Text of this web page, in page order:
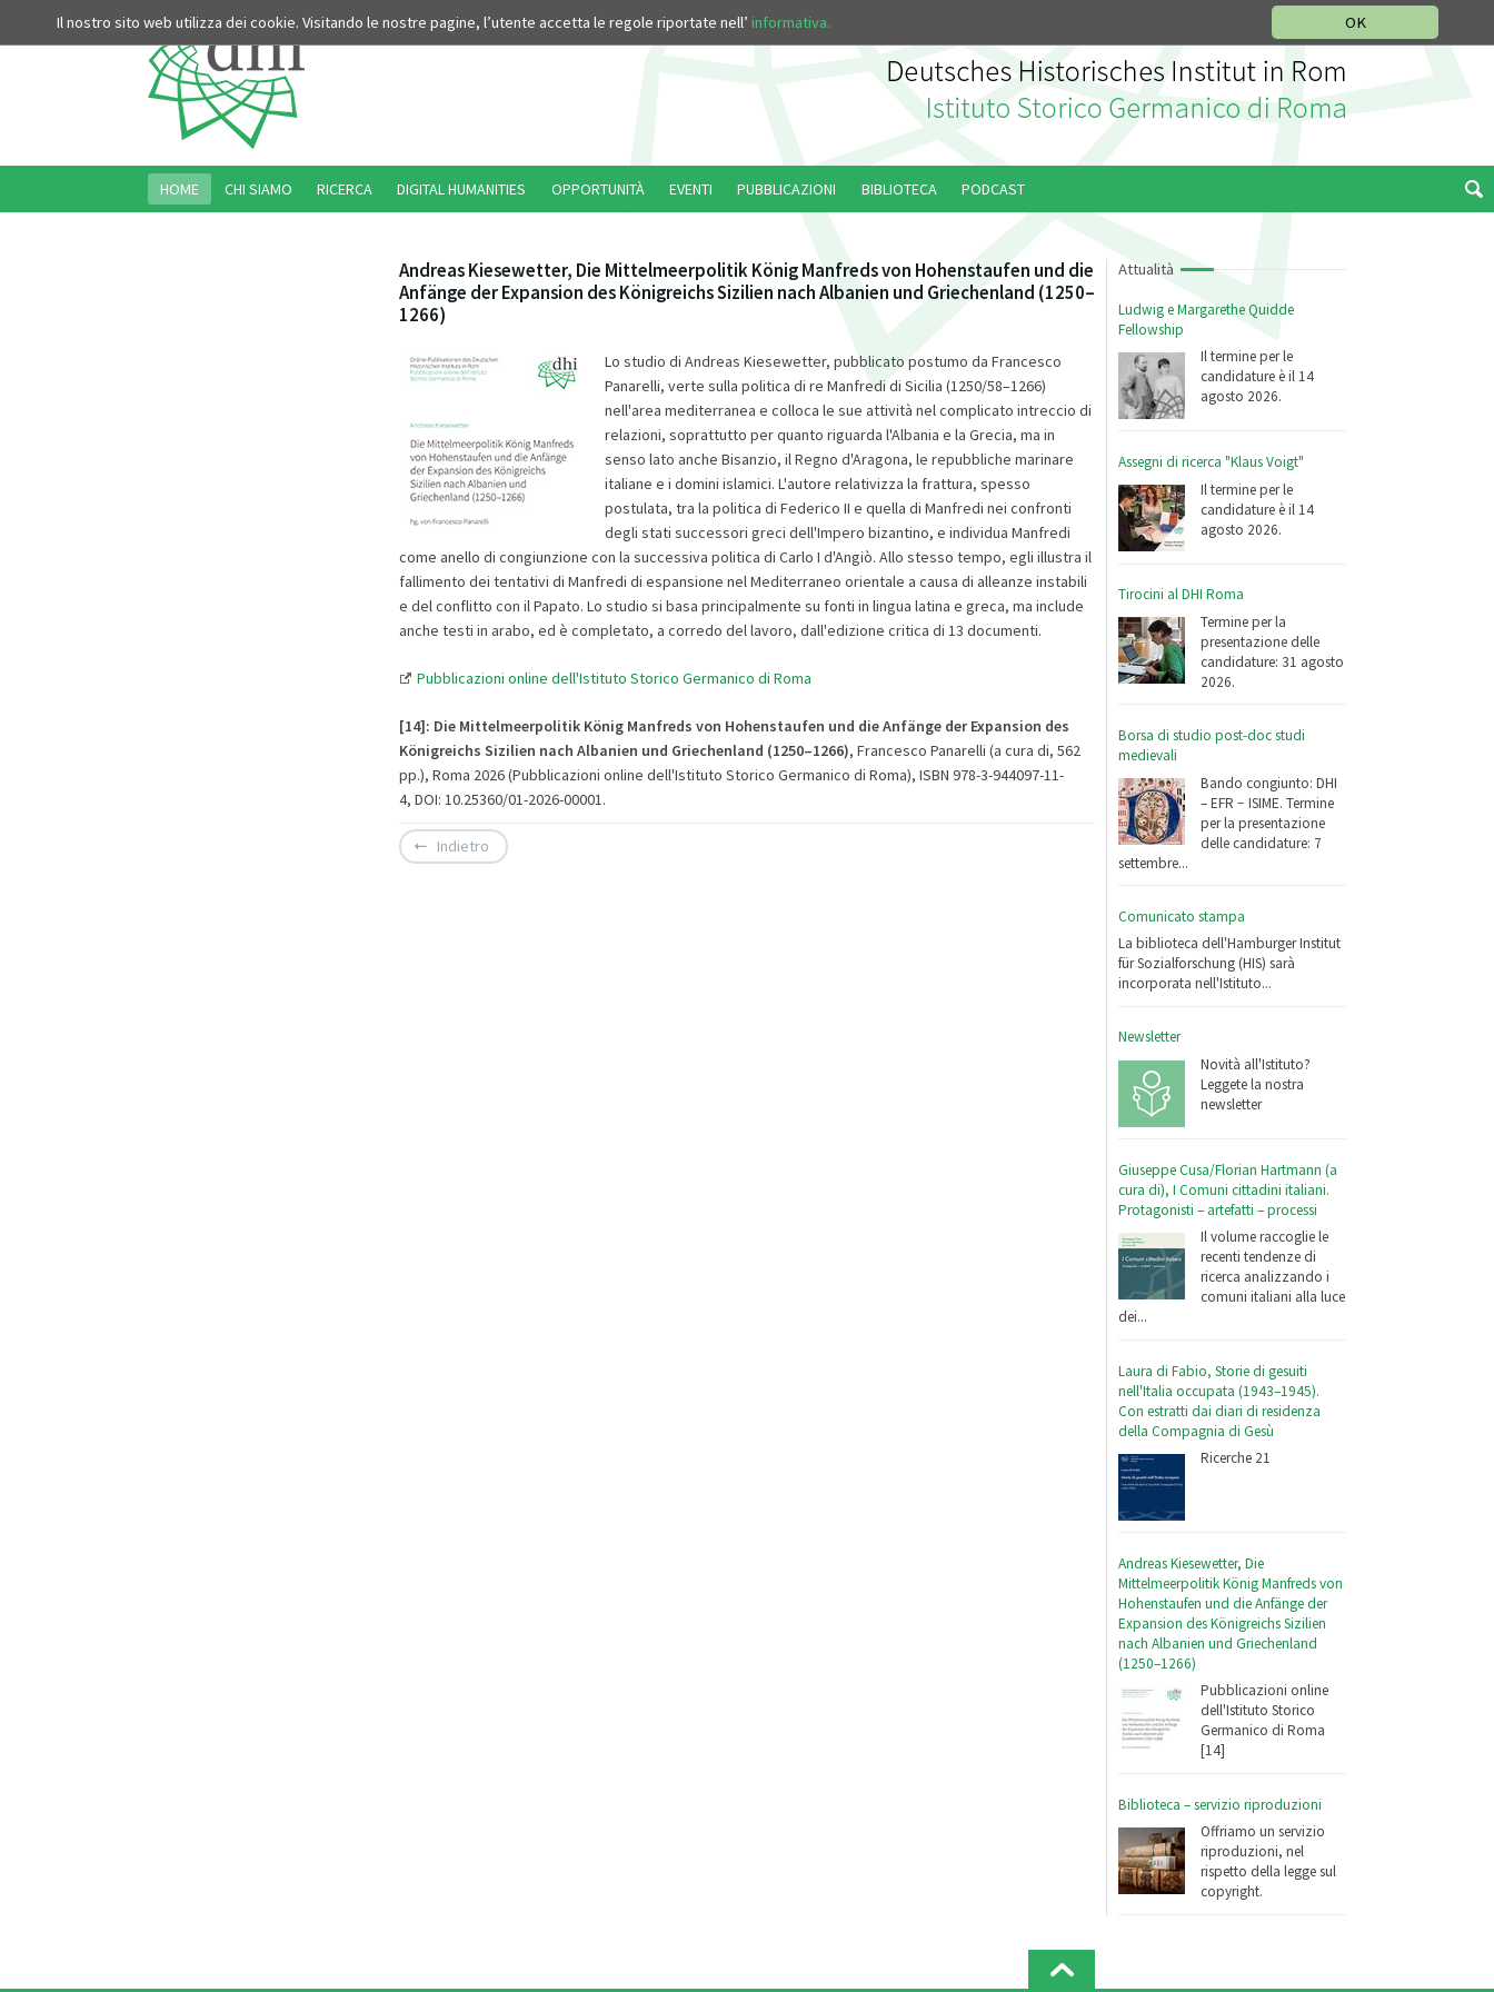
OK
Il nostro sito web utilizza dei cookie. Visitando le nostre pagine, l’utente accetta le regole riportate nell’ informativa.
Attualità
Ludwig e Margarethe Quidde
Fellowship
Il termine per le
candidature è il 14
agosto 2026.
Assegni di ricerca "Klaus Voigt"
Il termine per le
candidature è il 14
agosto 2026.
Tirocini al DHI Roma
Termine per la
presentazione delle
candidature: 31 agosto
2026.
Borsa di studio post-doc studi
medievali
Bando congiunto: DHI
– EFR − ISIME. Termine
per la presentazione
delle candidature: 7
settembre...
Comunicato stampa
La biblioteca dell'Hamburger Institut
für Sozialforschung (HIS) sarà
incorporata nell'Istituto...
Newsletter
Novità all'Istituto?
Leggete la nostra
newsletter
Giuseppe Cusa/Florian Hartmann (a
cura di), I Comuni cittadini italiani.
Protagonisti – artefatti – processi
Il volume raccoglie le
recenti tendenze di
ricerca analizzando i
comuni italiani alla luce
dei...
Laura di Fabio, Storie di gesuiti
nell'Italia occupata (1943–1945).
Con estratti dai diari di residenza
della Compagnia di Gesù
Ricerche 21
Andreas Kiesewetter, Die
Mittelmeerpolitik König Manfreds von
Hohenstaufen und die Anfänge der
Expansion des Königreichs Sizilien
nach Albanien und Griechenland
(1250–1266)
Pubblicazioni online
dell'Istituto Storico
Germanico di Roma
[14]
Biblioteca – servizio riproduzioni
Offriamo un servizio
riproduzioni, nel
rispetto della legge sul
copyright.
Andreas Kiesewetter, Die Mittelmeerpolitik König Manfreds von Hohenstaufen und die
Anfänge der Expansion des Königreichs Sizilien nach Albanien und Griechenland (1250–
1266)
Lo studio di Andreas Kiesewetter, pubblicato postumo da Francesco
Panarelli, verte sulla politica di re Manfredi di Sicilia (1250/58–1266)
nell'area mediterranea e colloca le sue attività nel complicato intreccio di
relazioni, soprattutto per quanto riguarda l'Albania e la Grecia, ma in
senso lato anche Bisanzio, il Regno d'Aragona, le repubbliche marinare
italiane e i domini islamici. L'autore relativizza la frattura, spesso
postulata, tra la politica di Federico II e quella di Manfredi nei confronti
degli stati successori greci dell'Impero bizantino, e individua Manfredi
come anello di congiunzione con la successiva politica di Carlo I d'Angiò. Allo stesso tempo, egli illustra il
fallimento dei tentativi di Manfredi di espansione nel Mediterraneo orientale a causa di alleanze instabili
e del conflitto con il Papato. Lo studio si basa principalmente su fonti in lingua latina e greca, ma include
anche testi in arabo, ed è completato, a corredo del lavoro, dall'edizione critica di 13 documenti.
Pubblicazioni online dell'Istituto Storico Germanico di Roma
[14]: Die Mittelmeerpolitik König Manfreds von Hohenstaufen und die Anfänge der Expansion des
Königreichs Sizilien nach Albanien und Griechenland (1250–1266), Francesco Panarelli (a cura di, 562
pp.), Roma 2026 (Pubblicazioni online dell'Istituto Storico Germanico di Roma), ISBN 978-3-944097-11-
4, DOI: 10.25360/01-2026-00001.
Indietro
HOME CHI SIAMO RICERCA DIGITAL HUMANITIES OPPORTUNITÀ EVENTI PUBBLICAZIONI BIBLIOTECA PODCAST